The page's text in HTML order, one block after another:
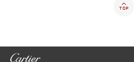
